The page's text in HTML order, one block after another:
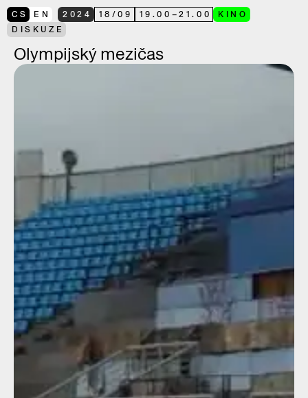
CS EN 2024 18 /09 19.00 –21.00
KINO
DISKUZE
Olympijský mezičas